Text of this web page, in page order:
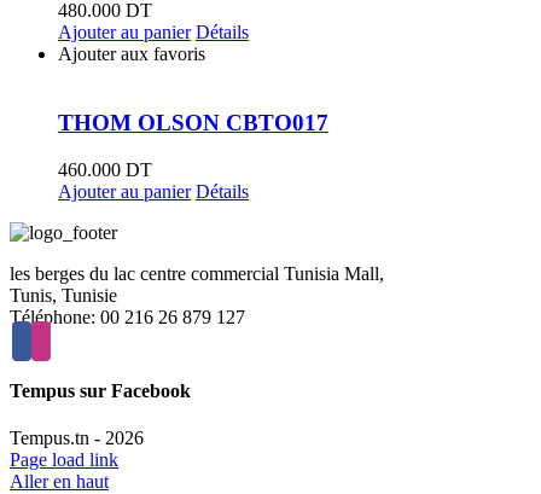
480.000 DT
Ajouter au panier Détails
Ajouter aux favoris
THOM OLSON CBTO017
460.000 DT
Ajouter au panier Détails
les berges du lac centre commercial Tunisia Mall,
Tunis, Tunisie
Téléphone: 00 216 26 879 127
Tempus sur Facebook
Tempus.tn - 2026
Page load link
Aller en haut